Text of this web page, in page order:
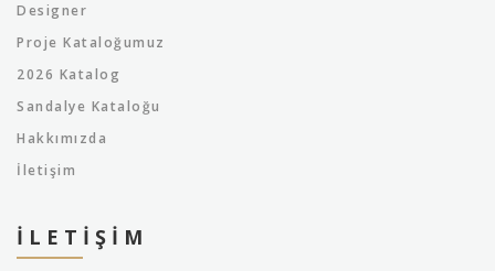
Designer
Proje Kataloğumuz
2026 Katalog
Sandalye Kataloğu
Hakkımızda
İletişim
İLETIŞIM